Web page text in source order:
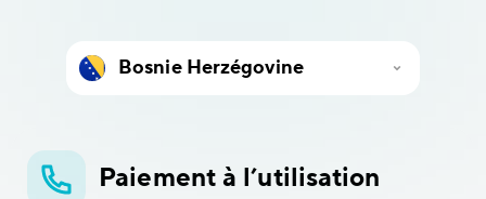
Paiement à l’utilisation